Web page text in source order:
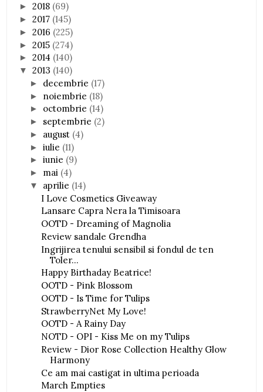
►2018 (69)
►2017 (145)
►2016 (225)
►2015 (274)
►2014 (140)
▼2013 (140)
► decembrie (17)
► noiembrie (18)
► octombrie (14)
► septembrie (2)
► august (4)
►iulie (11)
►iunie (9)
► mai (4)
▼ aprilie (14)
I Love Cosmetics Giveaway
Lansare Capra Nera la Timisoara
OOTD - Dreaming of Magnolia
Review sandale Grendha
Ingrijirea tenului sensibil si fondul de ten
Toler...
Happy Birthaday Beatrice!
OOTD - Pink Blossom
OOTD - Is Time for Tulips
StrawberryNet My Love!
OOTD - A Rainy Day
NOTD - OPI - Kiss Me on my Tulips
Review - Dior Rose Collection Healthy Glow
Harmony
Ce am mai castigat in ultima perioada
March Empties